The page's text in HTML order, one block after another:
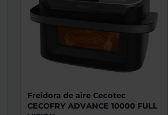
Freidora de aire Cecotec
CECOFRY ADVANCE 10000 FULL